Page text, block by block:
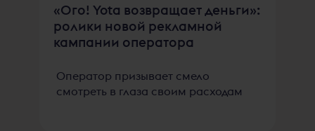
«Ого! Yota возвращает деньги»:
ролики новой рекламной
кампании оператора
Оператор призывает смело
смотреть в глаза своим расходам